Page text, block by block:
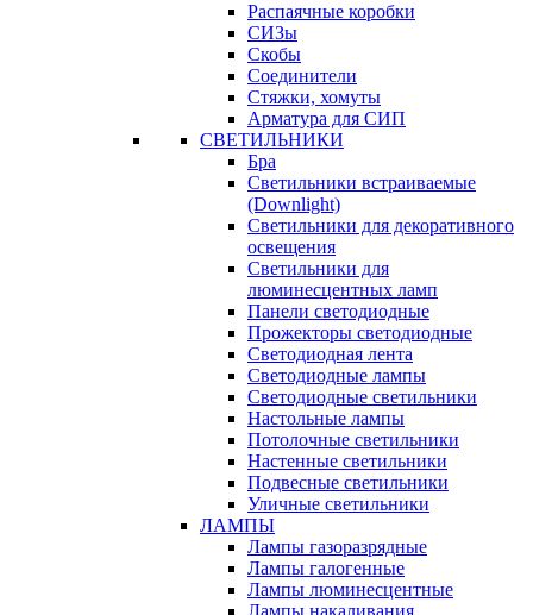
Распаячные коробки
СИЗы
Скобы
Соединители
Стяжки, хомуты
Арматура для СИП
СВЕТИЛЬНИКИ
Бра
Светильники встраиваемые
(Downlight)
Светильники для декоративного
освещения
Светильники для
люминесцентных ламп
Панели светодиодные
Прожекторы светодиодные
Светодиодная лента
Светодиодные лампы
Светодиодные светильники
Настольные лампы
Потолочные светильники
Настенные светильники
Подвесные светильники
Уличные светильники
ЛАМПЫ
Лампы газоразрядные
Лампы галогенные
Лампы люминесцентные
Лампы накаливания